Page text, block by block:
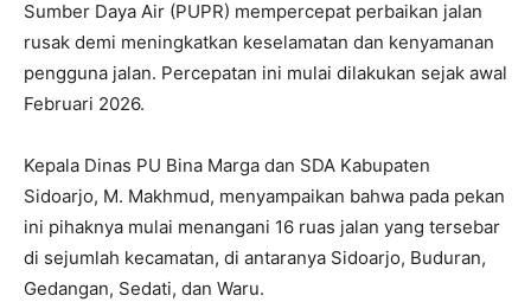
Sumber Daya Air (PUPR) mempercepat perbaikan jalan
rusak demi meningkatkan keselamatan dan kenyamanan
pengguna jalan. Percepatan ini mulai dilakukan sejak awal
Februari 2026.
Kepala Dinas PU Bina Marga dan SDA Kabupaten
Sidoarjo, M. Makhmud, menyampaikan bahwa pada pekan
ini pihaknya mulai menangani 16 ruas jalan yang tersebar
di sejumlah kecamatan, di antaranya Sidoarjo, Buduran,
Gedangan, Sedati, dan Waru.